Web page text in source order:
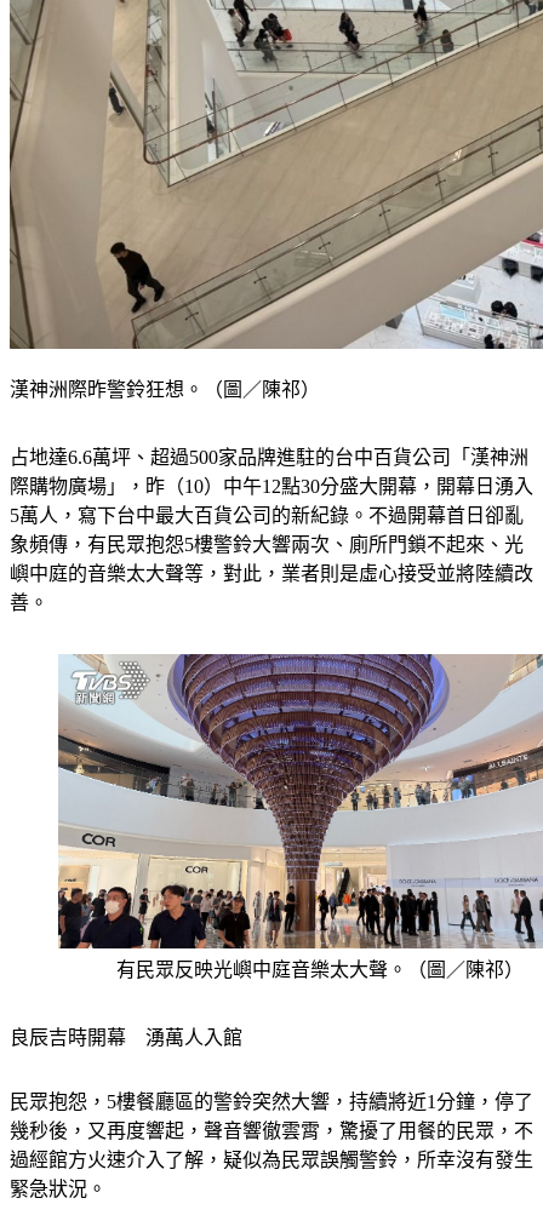
漢神洲際昨警鈴狂想。（圖／陳祁）
占地達6.6萬坪、超過500家品牌進駐的台中百貨公司「漢神洲
際購物廣場」，昨（10）中午12點30分盛大開幕，開幕日湧入
5萬人，寫下台中最大百貨公司的新紀錄。不過開幕首日卻亂
象頻傳，有民眾抱怨5樓警鈴大響兩次、廁所門鎖不起來、光
嶼中庭的音樂太大聲等，對此，業者則是虛心接受並將陸續改
善。
有民眾反映光嶼中庭音樂太大聲。（圖／陳祁）
良辰吉時開幕　湧萬人入館
民眾抱怨，5樓餐廳區的警鈴突然大響，持續將近1分鐘，停了
幾秒後，又再度響起，聲音響徹雲霄，驚擾了用餐的民眾，不
過經館方火速介入了解，疑似為民眾誤觸警鈴，所幸沒有發生
緊急狀況。